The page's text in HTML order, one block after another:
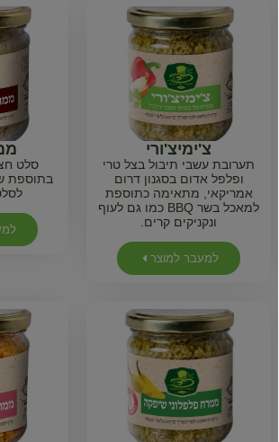
צ'ימיצ'ורי
תערובת עשבי תיבול בצל טרי
ופלפל אדום בסגנון דרום
אמריקאי, מתאימה כתוספת
למאכל בשר BBQ כמו גם לעוף
ונקניקים קרים.
למעבר למוצר
סלט
בתוספת